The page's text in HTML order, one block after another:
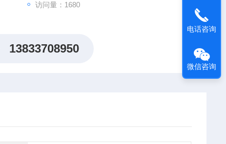
访问量：1680
13833708950
电话咨询
微信咨询